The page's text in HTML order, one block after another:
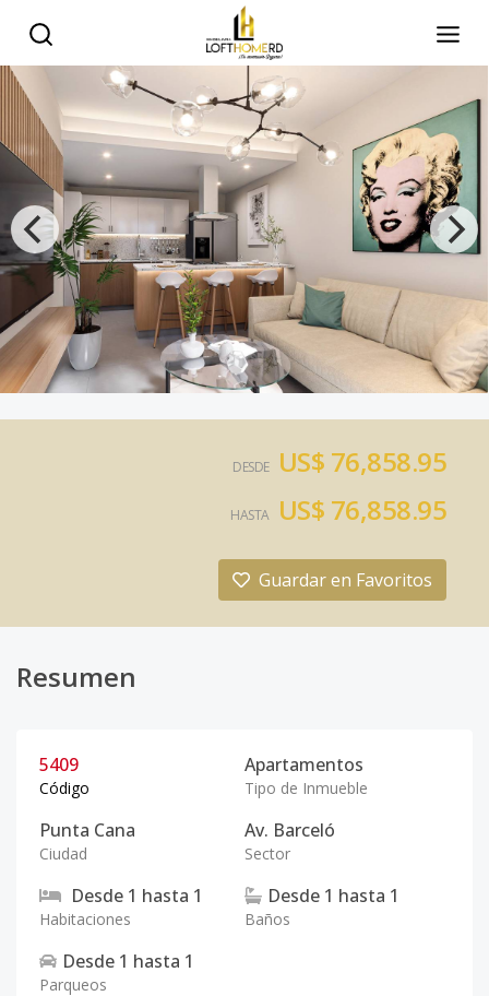
DESDE US$ 76,858.95
HASTA US$ 76,858.95
Guardar en Favoritos
Resumen
5409
Código
Apartamentos
Tipo de Inmueble
Punta Cana
Ciudad
Av. Barceló
Sector
Desde 1 hasta 1
Habitaciones
Desde 1 hasta 1
Baños
Desde 1 hasta 1
Parqueos